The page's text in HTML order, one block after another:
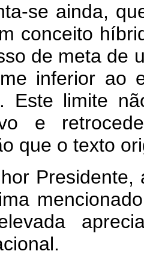
se ainda,
conceito
de meta de
inferior ao
Este limite
e
que o texto